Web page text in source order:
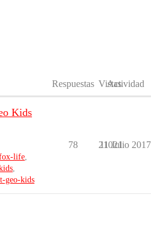
Respuestas Vistas
Actividad
Kids
life,
,
geo-kids
78 21021
11 Julio 2017